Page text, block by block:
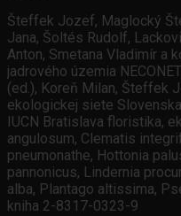
Šteffek Jozef, Maglocký
Jana, Šoltés Rudolf,
Anton, Smetana Vladimír a
jadrového územia
(ed.), Koreň Milan, Šteffek
ekologickej siete Slovenska
IUCN Bratislava floristika,
angulosum, Clematis
pneumonathe, Hottonia
pannonicus, Lindernia
alba, Plantago altissima,
kniha 2-8317-0323-9